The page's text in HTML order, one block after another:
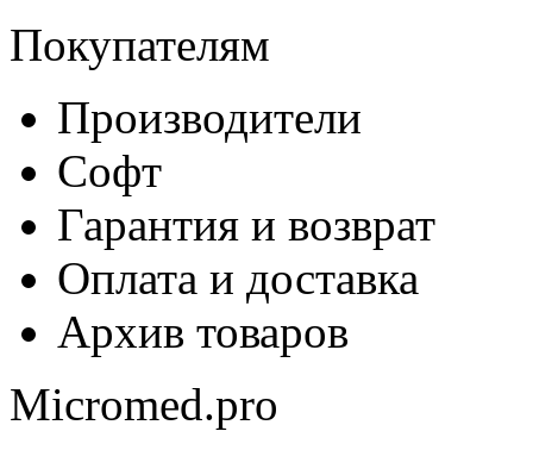
Покупателям
Производители
Софт
Гарантия и возврат
Оплата и доставка
Архив товаров
Micromed.pro